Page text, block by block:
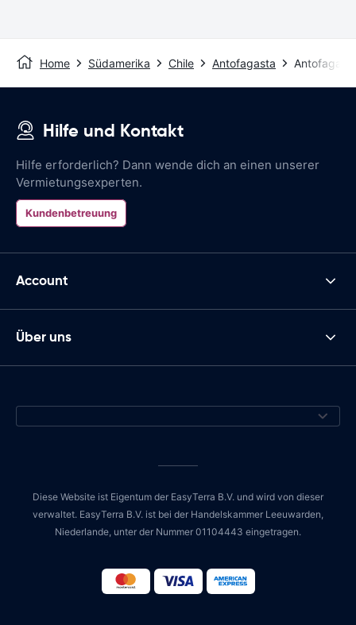
Home Südamerika Chile Antofagasta
Hilfe und Kontakt
Hilfe erforderlich? Dann wende dich an einen unserer
Vermietungsexperten.
Kundenbetreuung
Account
Über uns
Diese Website ist Eigentum der EasyTerra B.V. und wird von dieser
verwaltet. EasyTerra B.V. ist bei der Handelskammer Leeuwarden,
Niederlande, unter der Nummer 01104443 eingetragen.